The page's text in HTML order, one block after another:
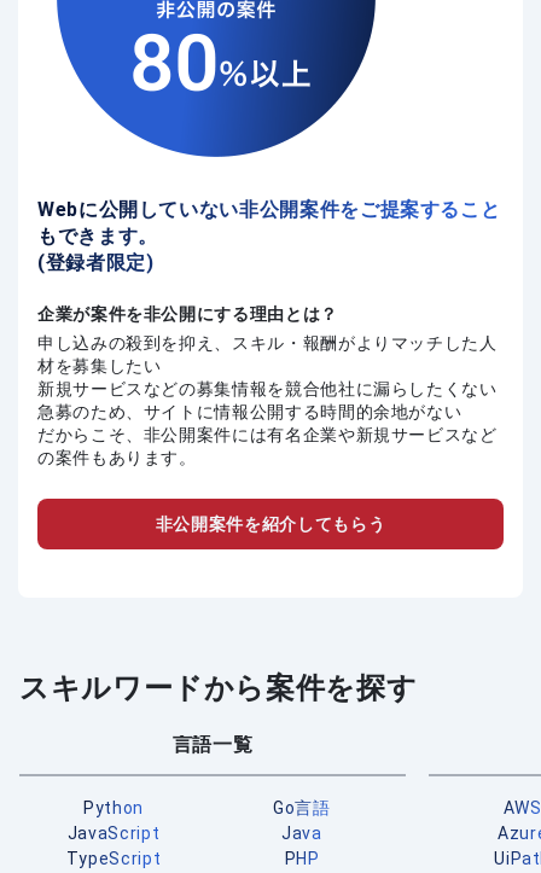
Webに公開していない非公開案件をご提案すること
もできます。
(登録者限定)
企業が案件を非公開にする理由とは？
申し込みの殺到を抑え、スキル・報酬がよりマッチした人
材を募集したい
新規サービスなどの募集情報を競合他社に漏らしたくない
急募のため、サイトに情報公開する時間的余地がない
だからこそ、非公開案件には有名企業や新規サービスなど
の案件もあります。
非公開案件を紹介してもらう
スキルワードから案件を探す
言語一覧
Python
Go言語
JavaScript
Java
TypeScript
PHP
AWS